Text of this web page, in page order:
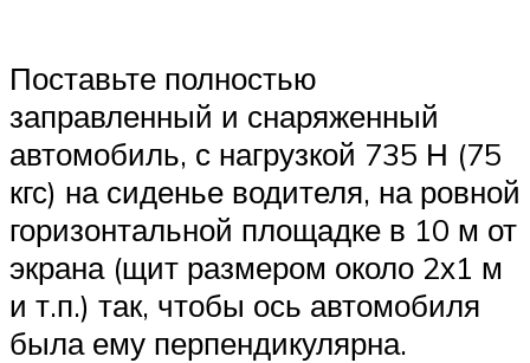
Поставьте полностью
заправленный и снаряженный
автомобиль, с нагрузкой 735 Н (75
кгс) на сиденье водителя, на ровной
горизонтальной площадке в 10 м от
экрана (щит размером около 2х1 м
и т.п.) так, чтобы ось автомобиля
была ему перпендикулярна.